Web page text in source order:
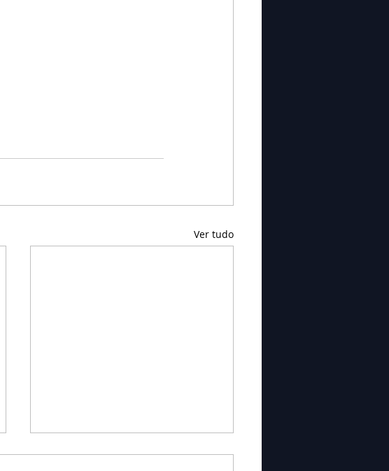
Ver tudo